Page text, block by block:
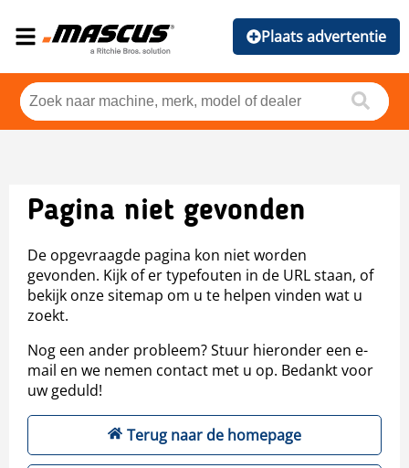
Plaats advertentie
Pagina niet gevonden
De opgevraagde pagina kon niet worden
gevonden. Kijk of er typefouten in de URL staan, of
bekijk onze sitemap om u te helpen vinden wat u
zoekt.
Nog een ander probleem? Stuur hieronder een e-
mail en we nemen contact met u op. Bedankt voor
uw geduld!
Terug naar de homepage